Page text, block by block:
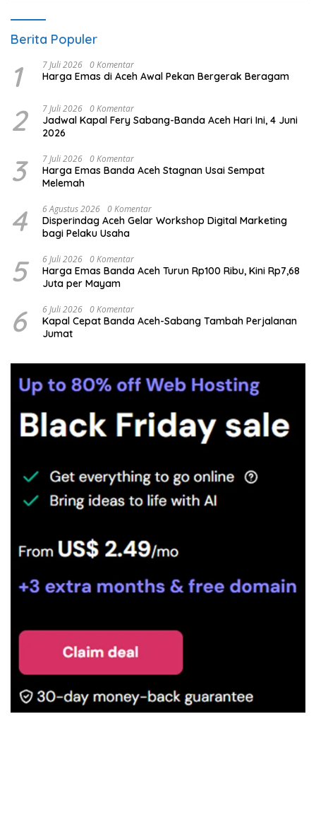
Berita Populer
1 7 Juli 2026 0 Komentar
Harga Emas di Aceh Awal Pekan Bergerak Beragam
2 7 Juli 2026 0 Komentar
Jadwal Kapal Fery Sabang-Banda Aceh Hari Ini, 4 Juni
2026
3 7 Juli 2026 0 Komentar
Harga Emas Banda Aceh Stagnan Usai Sempat
Melemah
4 6 Agustus 2026 0 Komentar
Disperindag Aceh Gelar Workshop Digital Marketing
bagi Pelaku Usaha
5 6 Juli 2026 0 Komentar
Harga Emas Banda Aceh Turun Rp100 Ribu, Kini Rp7,68
Juta per Mayam
6 6 Juli 2026 0 Komentar
Kapal Cepat Banda Aceh-Sabang Tambah Perjalanan
Jumat